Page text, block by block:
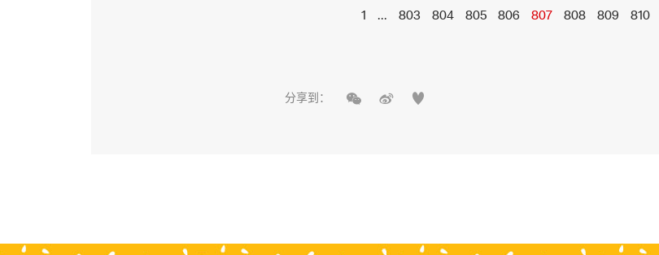
1 ... 803 804 805 806 807 808 809 810
分享到：   